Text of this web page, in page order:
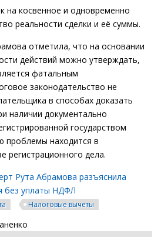
на косвенное и одновременно
реальности сделки и её суммы.
отметила, что на основании
действий можно утверждать,
фатальным
законодательство не
в способах доказать
наличии документально
государством
проблемы находится в
регистрационного дела.
Рута Абрамова разъяснила
без уплаты НДФЛ
Налоговые вычеты